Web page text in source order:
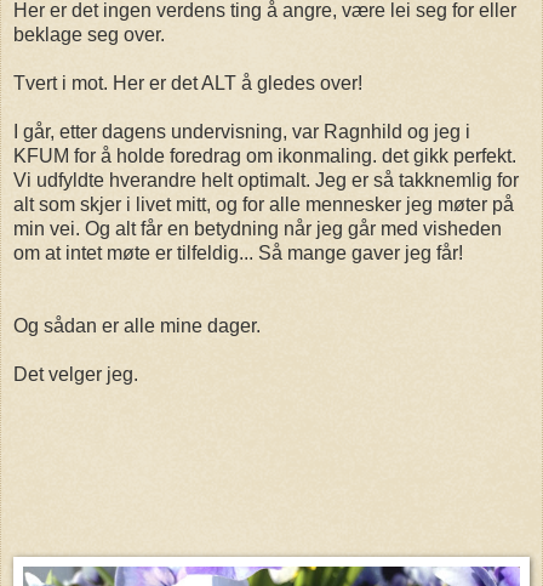
Her er det ingen verdens ting å angre, være lei seg for eller
beklage seg over.
Tvert i mot. Her er det ALT å gledes over!
I går, etter dagens undervisning, var Ragnhild og jeg i
KFUM for å holde foredrag om ikonmaling. det gikk perfekt.
Vi udfyldte hverandre helt optimalt. Jeg er så takknemlig for
alt som skjer i livet mitt, og for alle mennesker jeg møter på
min vei. Og alt får en betydning når jeg går med visheden
om at intet møte er tilfeldig... Så mange gaver jeg får!
Og sådan er alle mine dager.
Det velger jeg.